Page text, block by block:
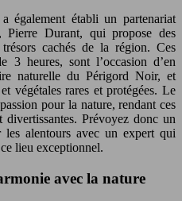
également établi un partenariat
Pierre Durant, qui propose des
cachés de la région. Ces
3 heures, sont l’occasion d’en
naturelle du Périgord Noir, et
végétales rares et protégées. Le
pour la nature, rendant ces
Prévoyez donc un
alentours avec un expert qui
lieu exceptionnel.
avec la nature